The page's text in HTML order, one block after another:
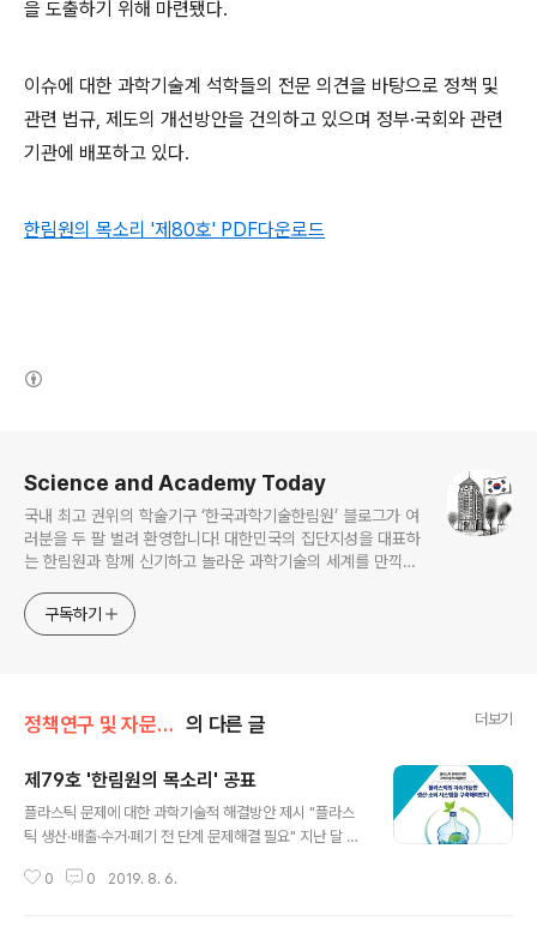
을 도출하기 위해 마련됐다.
이슈에 대한 과학기술계 석학들의 전문 의견을 바탕으로 정책 및
관련 법규, 제도의 개선방안을 건의하고 있으며 정부·국회와 관련
기관에 배포하고 있다.
한림원의 목소리 '제80호' PDF다운로드
Science and Academy Today
국내 최고 권위의 학술기구 ‘한국과학기술한림원’ 블로그가 여
러분을 두 팔 벌려 환영합니다! 대한민국의 집단지성을 대표하
는 한림원과 함께 신기하고 놀라운 과학기술의 세계를 만끽하
구독하기
정책연구 및 자문/한림원의 목소리 의 다른 글 더보기
제79호 '한림원의 목소리' 공표
플라스틱 문제에 대한 과학기술적 해결방안 제시 "플라스
틱 생산·배출·수거·폐기 전 단계 문제해결 필요" 지난 달 열
플라스틱 문제대응 추진전략'에 대한 범부처적 논의가 진
0 0 2019. 8. 6.